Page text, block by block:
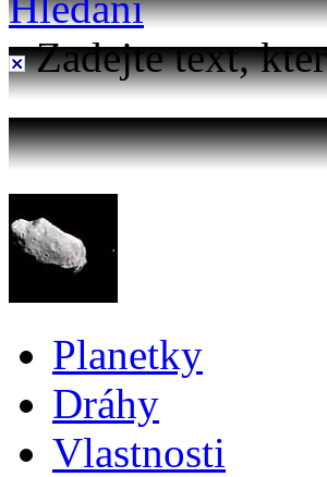
Zadejte text,
Planetky
Dráhy
Vlastnosti